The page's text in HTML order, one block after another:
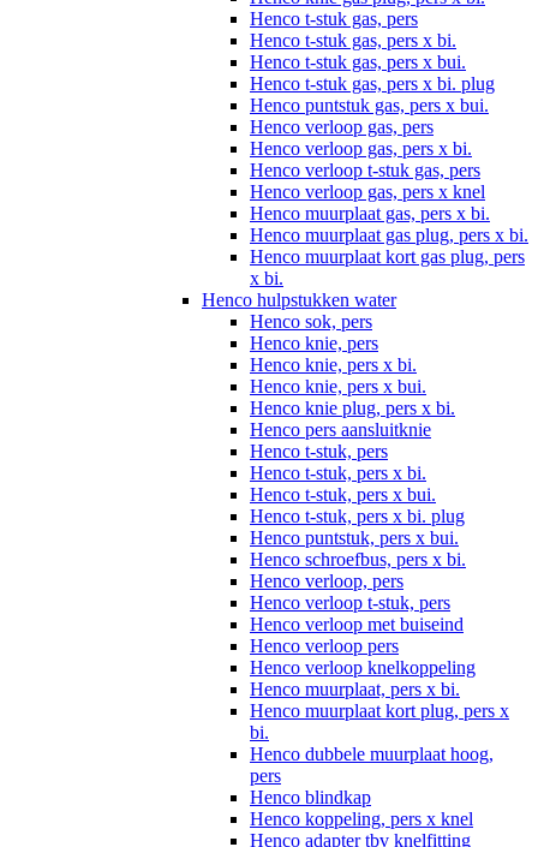
Henco t-stuk gas, pers
Henco t-stuk gas, pers x bi.
Henco t-stuk gas, pers x bui.
Henco t-stuk gas, pers x bi. plug
Henco puntstuk gas, pers x bui.
Henco verloop gas, pers
Henco verloop gas, pers x bi.
Henco verloop t-stuk gas, pers
Henco verloop gas, pers x knel
Henco muurplaat gas, pers x bi.
Henco muurplaat gas plug, pers x bi.
Henco muurplaat kort gas plug, pers
x bi.
Henco hulpstukken water
Henco sok, pers
Henco knie, pers
Henco knie, pers x bi.
Henco knie, pers x bui.
Henco knie plug, pers x bi.
Henco pers aansluitknie
Henco t-stuk, pers
Henco t-stuk, pers x bi.
Henco t-stuk, pers x bui.
Henco t-stuk, pers x bi. plug
Henco puntstuk, pers x bui.
Henco schroefbus, pers x bi.
Henco verloop, pers
Henco verloop t-stuk, pers
Henco verloop met buiseind
Henco verloop pers
Henco verloop knelkoppeling
Henco muurplaat, pers x bi.
Henco muurplaat kort plug, pers x
bi.
Henco dubbele muurplaat hoog,
pers
Henco blindkap
Henco koppeling, pers x knel
Henco adapter tbv knelfitting